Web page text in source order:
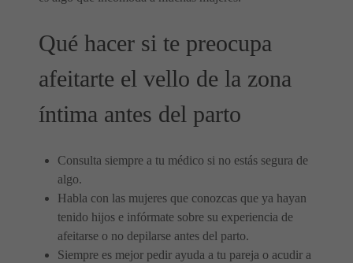
Qué hacer si te preocupa
afeitarte el vello de la zona
íntima antes del parto
Consulta siempre a tu médico si no estás segura de
algo.
Habla con las mujeres que conozcas que ya hayan
tenido hijos e infórmate sobre su experiencia de
afeitarse o no depilarse antes del parto.
Siempre es mejor pedir ayuda a tu pareja o acudir a